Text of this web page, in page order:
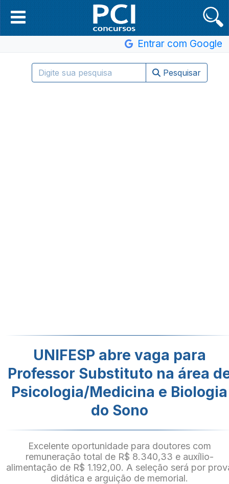
Entrar com Google
Pesquisar
UNIFESP abre vaga para
Professor Substituto na área
Psicologia/Medicina e Biologia
do Sono
Excelente oportunidade para doutores com
remuneração total de R$ 8.340,33 e auxílio-
alimentação de R$ 1.192,00. A seleção será por
didática e arguição de memorial.